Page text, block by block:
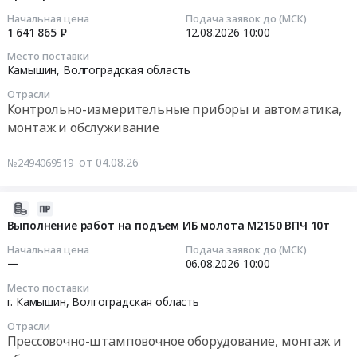
Начальная цена
1 641 865 ₽
Подача заявок до (МСК)
12.08.2026 10:00
Место поставки
Камышин, Волгоградская область
Отрасли
Контрольно-измерительные приборы и автоматика,
монтаж и обслуживание
№2494069519 от 04.08.26
Выполнение работ на подъем ИБ молота М2150 ВПЧ 10т
Начальная цена
—
Подача заявок до (МСК)
06.08.2026 10:00
Место поставки
г. Камышин, Волгоградская область
Отрасли
Прессовочно-штамповочное оборудование, монтаж и